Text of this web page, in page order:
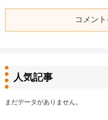
コメン
人気記事
まだデータがありません。